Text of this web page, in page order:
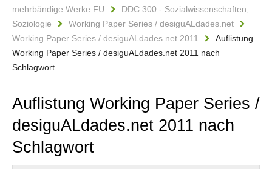
mehrbändige Werke FU
DDC 300 - Sozialwissenschaften,
Soziologie
Working Paper Series / desiguALdades.net
Working Paper Series / desiguALdades.net 2011
Auflistung
Working Paper Series / desiguALdades.net 2011 nach
Schlagwort
Auflistung Working Paper Series /
desiguALdades.net 2011 nach
Schlagwort